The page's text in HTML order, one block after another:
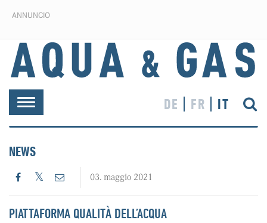
ANNUNCIO
Toggle
navigation
DE FR IT
NEWS
03. maggio 2021
PIATTAFORMA QUALITÀ DELL’ACQUA